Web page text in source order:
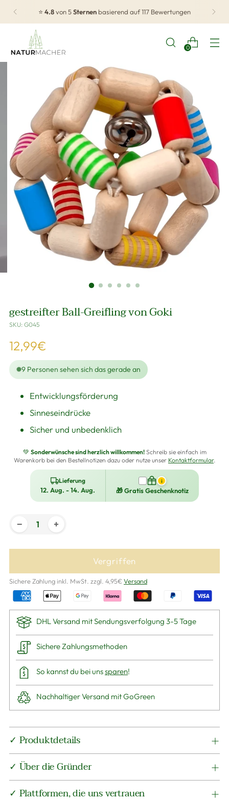
⭐ 4.8von 5Sternen basierend auf 117 Bewertungen
0
gestreifter Ball-Greifling von Goki
SKU: G045
Regulärer
Preis
12,99€
9 Personen sehen sich das gerade an
Entwicklungsförderung
Sinneseindrücke
Sicher und unbedenklich
💚 Sonderwünsche sind herzlich willkommen!Schreib sie einfach im
Warenkorb bei den Bestellnotizen dazu oder nutze unser Kontaktformular.
Lieferung
12. Aug. - 14. Aug.
i
🎁 Gratis Geschenknotiz
− +
Vergriffen
Sichere Zahlung inkl. MwSt. zzgl. 4,95€Versand
DHL Versand mit Sendungsverfolgung 3-5 Tage
Sichere Zahlungsmethoden
So kannst du bei unssparen!
Nachhaltiger Versand mit GoGreen
Produkt
in
den
Warenkorb
legen
✓ Produktdetails
✓ Über die Gründer
✓ Plattformen, die uns vertrauen